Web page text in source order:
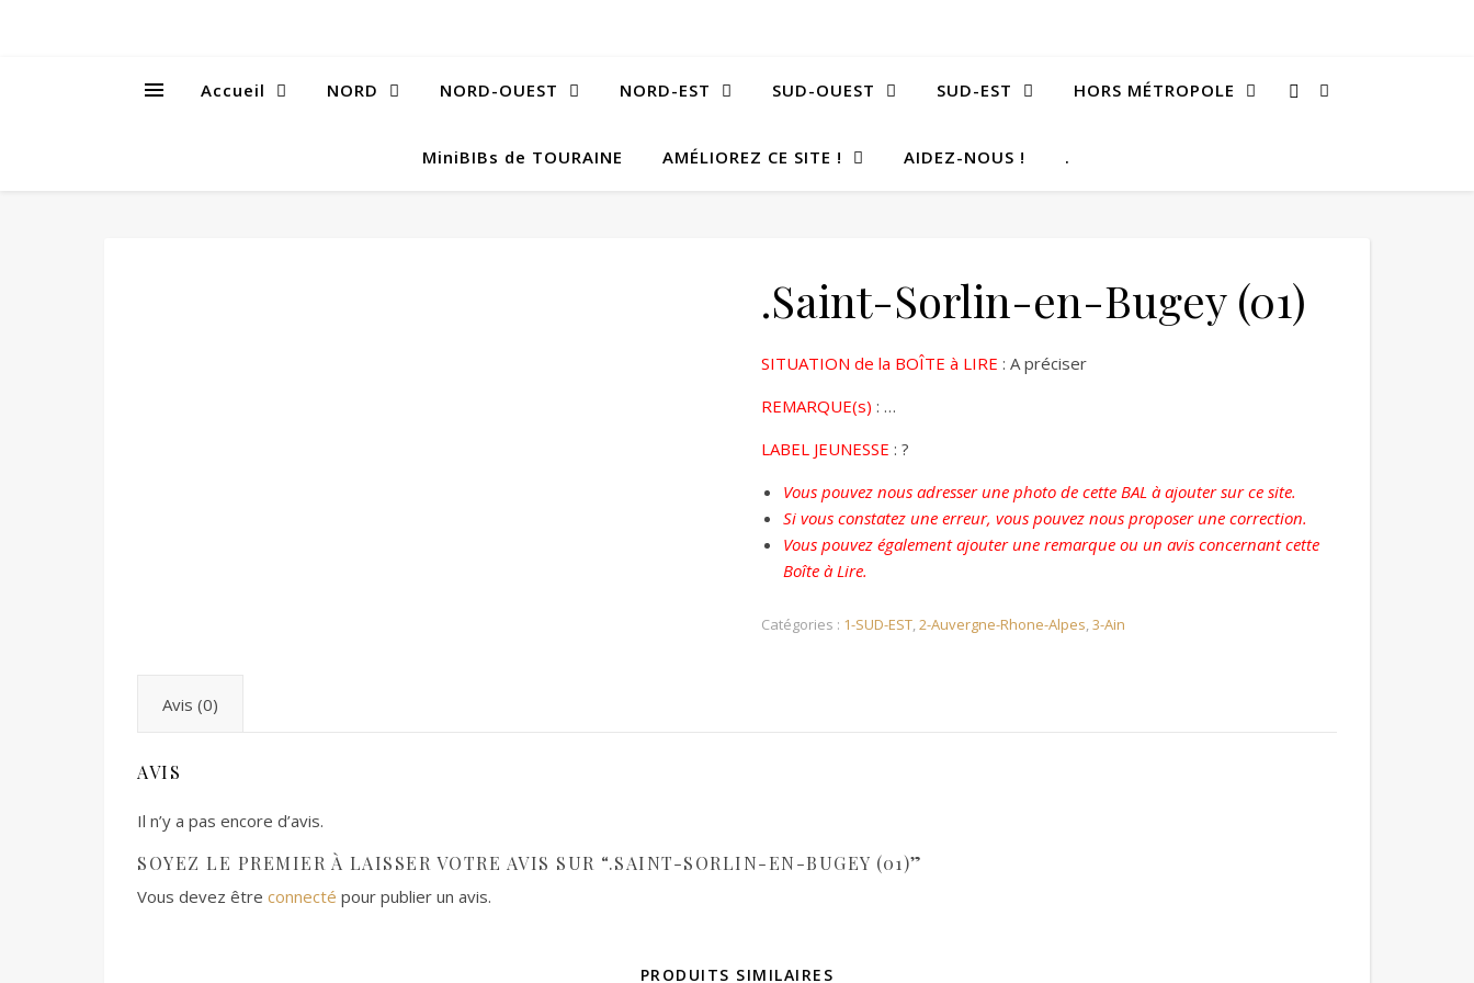
Accueil NORD NORD-OUEST NORD-EST SUD-OUEST SUD-EST HORS MÉTROPOLE
MiniBIBs de TOURAINE AMÉLIOREZ CE SITE ! AIDEZ-NOUS ! .
.Saint-Sorlin-en-Bugey (01)
SITUATION de la BOÎTE à LIRE : A préciser
REMARQUE(s) : …
LABEL JEUNESSE : ?
Vous pouvez nous adresser une photo de cette BAL à ajouter sur ce site.
Si vous constatez une erreur, vous pouvez nous proposer une correction.
Vous pouvez également ajouter une remarque ou un avis concernant cette
Boîte à Lire.
Catégories : 1-SUD-EST,2-Auvergne-Rhone-Alpes,3-Ain
Avis (0)
AVIS
Il n’y a pas encore d’avis.
SOYEZ LE PREMIER À LAISSER VOTRE AVIS SUR “.SAINT-SORLIN-EN-BUGEY (01)”
Vous devez être connecté pour publier un avis.
PRODUITS SIMILAIRES